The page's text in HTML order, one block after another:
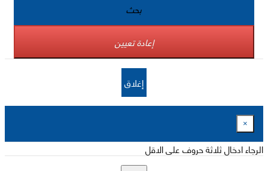
بحث
إعادة تعيين
إغلاق
×
الرجاء ادخال ثلاثة حروف على الاقل